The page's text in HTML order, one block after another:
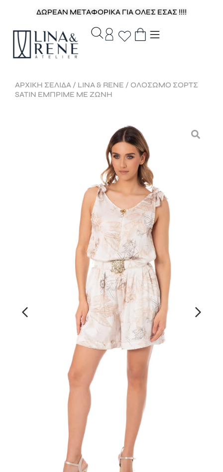
ΔΩΡΕΑΝ ΜΕΤΑΦΟΡΙΚΑ ΓΙΑ ΟΛΕΣ ΕΣΑΣ !!!!
ΑΡΧΙΚΉ ΣΕΛΊΔΑ / LINA & RENE / ΟΛΟΣΩΜΟ ΣΟΡΤΣ
SATIN ΕΜΠΡΙΜΕ ΜΕ ΖΩΝΗ